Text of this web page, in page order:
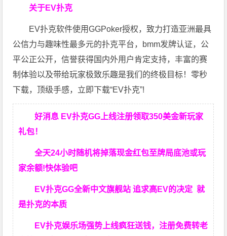
关于EV扑克
EV扑克软件使用GGPoker授权，致力打造亚洲最具
公信力与趣味性最多元的扑克平台，bmm发牌认证，公
平公正公开，信誉获得国内外用户肯定支持，丰富的赛
制体验以及带给玩家极致乐趣是我们的终极目标！零秒
下载，顶级手感，立即下载“EV扑克”!
好消息 EV扑克GG上线注册领取350美金新玩家
礼包！
全天24小时随机将掉落现金红包至牌局底池或玩
家余额!快体验吧
EV扑克GG全新中文旗舰站 追求高EV的决定就
是扑克的本质
EV扑克娱乐场强势上线疯狂送钱，注册免费转老